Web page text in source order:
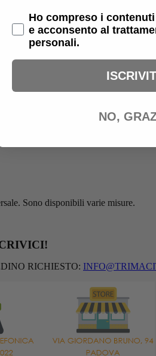
Sono disponibili varie misure.
RICHIESTO:
Privacy Policy
Ho compreso i
e acconsento al
personali.
NO,